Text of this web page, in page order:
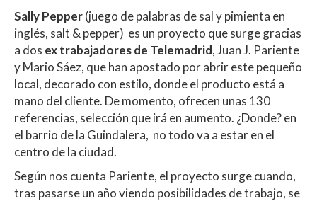
Sally Pepper(juego de palabras de sal y pimienta en
inglés, salt & pepper) es un proyecto que surge gracias
a dos ex trabajadores de Telemadrid, Juan J. Pariente
y Mario Sáez, que han apostado por abrir este pequeño
local, decorado con estilo, donde el producto está a
mano del cliente. De momento, ofrecen unas 130
referencias, selección que irá en aumento. ¿Donde? en
el barrio de la Guindalera, no todo va a estar en el
centro de la ciudad.
Según nos cuenta Pariente, el proyecto surge cuando,
tras pasarse un año viendo posibilidades de trabajo, se